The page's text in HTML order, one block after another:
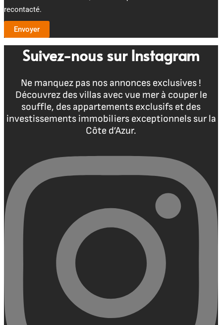
recontacté.
Envoyer
Suivez-nous sur Instagram
Ne manquez pas nos annonces exclusives !
Découvrez des villas avec vue mer à couper le
souffle, des appartements exclusifs et des
investissements immobiliers exceptionnels sur la
Côte d’Azur.